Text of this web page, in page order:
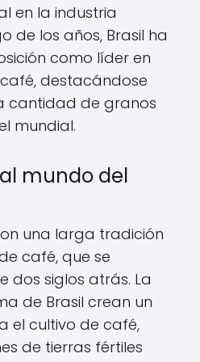
en la industria
de los años, Brasil ha
como líder en
destacándose
cantidad de granos
mundial.
mundo del
una larga tradición
café, que se
dos siglos atrás. La
de Brasil crean un
el cultivo de café,
de tierras fértiles